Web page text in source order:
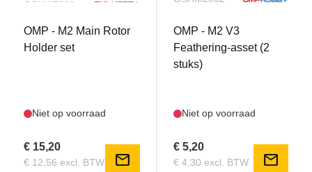
OMP - M2 Main Rotor
Holder set
Niet op voorraad
€ 15,20
€ 12,56 excl. BTW mail
OMP - M2 V3
Feathering-asset (2
stuks)
Niet op voorraad
€ 5,20
€ 4,30 excl. BTW mail